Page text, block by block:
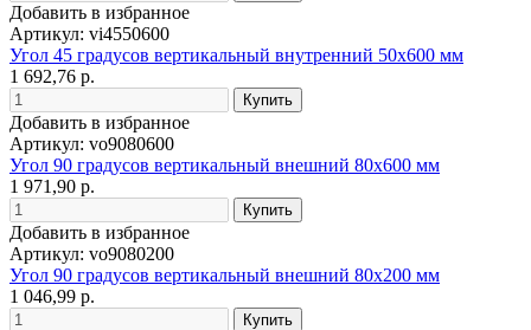
Добавить в избранное
Артикул: vi4550600
Угол 45 градусов вертикальный внутренний 50x600 мм
1 692,76 р.
Добавить в избранное
Артикул: vo9080600
Угол 90 градусов вертикальный внешний 80x600 мм
1 971,90 р.
Добавить в избранное
Артикул: vo9080200
Угол 90 градусов вертикальный внешний 80x200 мм
1 046,99 р.